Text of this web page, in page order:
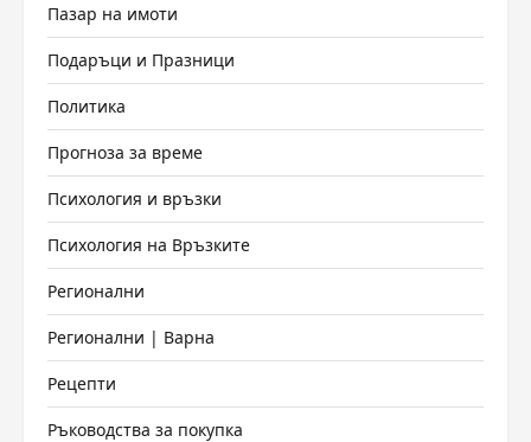
Пазар на имоти
Подаръци и Празници
Политика
Прогноза за време
Психология и връзки
Психология на Връзките
Регионални
Регионални | Варна
Рецепти
Ръководства за покупка